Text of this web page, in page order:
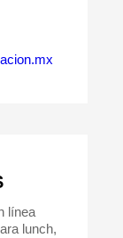
línea
lunch,